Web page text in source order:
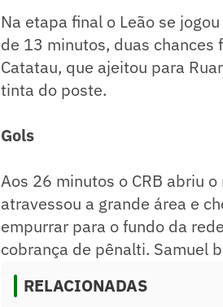
Na etapa final o Leão se
de 13 minutos, duas chances
Catatau, que ajeitou para
tinta do poste.
Gols
Aos 26 minutos o CRB abriu
atravessou a grande área e
empurrar para o fundo da
cobrança de pênalti. Samuel
RELACIONADAS